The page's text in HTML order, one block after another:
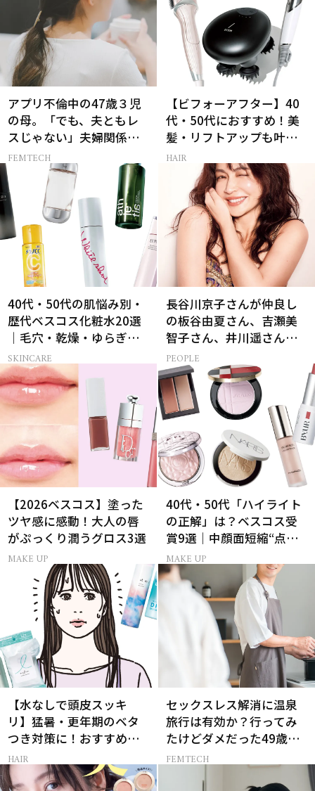
アプリ不倫中の47歳３児
の母。「でも、夫ともレ
スじゃない」夫婦関係が
成り立つ理由は
FEMTECH
【ビフォーアフター】40
代・50代におすすめ！美
髪・リフトアップも叶う
最新ヘアケア家電3選
HAIR
40代・50代の肌悩み別・
歴代ベスコス化粧水20選
｜毛穴・乾燥・ゆらぎな
ど
SKINCARE
長谷川京子さんが仲良し
の板谷由夏さん、吉瀬美
智子さん、井川遥さんと
集まる理由は…
PEOPLE
【2026ベスコス】塗った
ツヤ感に感動！大人の唇
がぷっくり潤うグロス3選
MAKE UP
40代・50代「ハイライト
の正解」は？ベスコス受
賞9選｜中顔面短縮“点置
き”メイク法も
MAKE UP
【水なしで頭皮スッキ
リ】猛暑・更年期のベタ
つき対策に！おすすめ最
新ドライシャンプー4選
HAIR
セックスレス解消に温泉
旅行は有効か？行ってみ
たけどダメだった49歳妻
の「思わぬ収穫」
FEMTECH